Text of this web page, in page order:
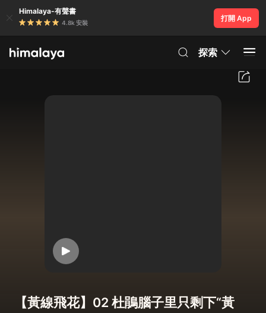
Himalaya-有聲書
4.8k 安裝
打開 App
探索
【黃線飛花】02 杜鵑腦子里只剩下“黃